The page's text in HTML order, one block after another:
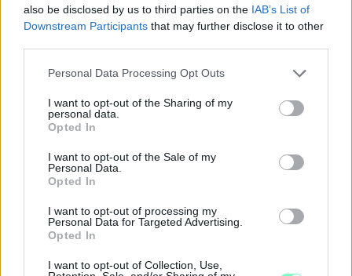
also be disclosed by us to third parties on the IAB’s List of
Downstream Participants that may further disclose it to other
Please note that this website/app uses one or more Google
not limited to your visit or usage behaviour. You may click to
grant or deny consent to Google and its third-party tags to
use your data for below specified purposes in below Google
consent section.
Personal Data Processing Opt Outs
I want to opt-out of the Sharing of my
personal data.
Opted In
I want to opt-out of the Sale of my
Personal Data.
Opted In
I want to opt-out of processing my
Personal Data for Targeted Advertising.
Opted In
I want to opt-out of Collection, Use,